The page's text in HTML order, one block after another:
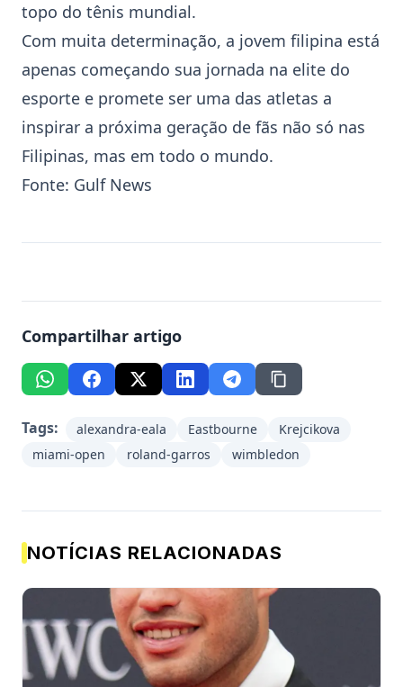
topo do tênis mundial.
Com muita determinação, a jovem filipina está
apenas começando sua jornada na elite do
esporte e promete ser uma das atletas a
inspirar a próxima geração de fãs não só nas
Filipinas, mas em todo o mundo.
Fonte: Gulf News
Compartilhar artigo
Tags: alexandra-eala Eastbourne
Krejcikova
miami-open
roland-garros wimbledon
NOTÍCIAS RELACIONADAS